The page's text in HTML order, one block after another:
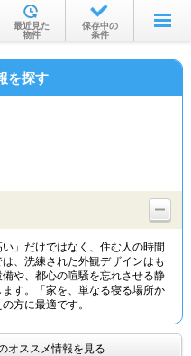
す
・駅から
特集から
最近見た
物件
保存中の
条件
を探す
」だけではなく、住む人の時間
、洗練された外観デザインはも
や、都心の喧騒を忘れさせる静
す。「家を、単なる寝る場所か
方に最適です。
オススメ情報を見る